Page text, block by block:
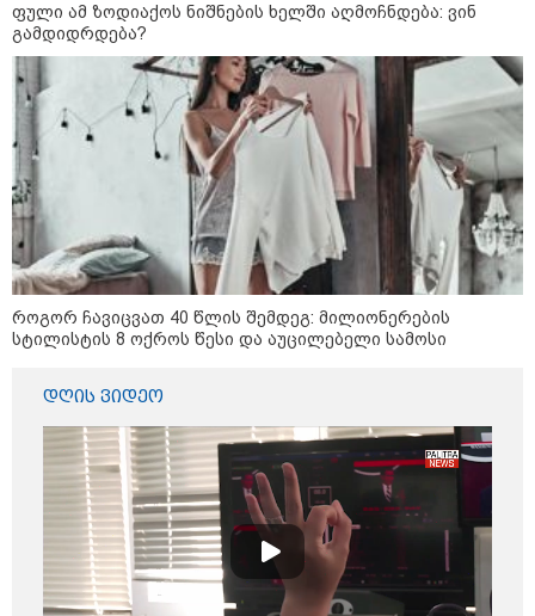
მხდიდი - შენი ავადმყოფობითაც
კი აგრძელებ ამის გაკეთებას" -
თეონა კონტრიძე მეუღლეს
ემოციურ "პოსტს" უძღვნის
პოლიტიკა
ფული ამ ზოდიაქოს ნიშნების ხელში აღმოჩნდება: ვინ
გამდიდრდება?
როგორ ჩავიცვათ 40 წლის შემდეგ: მილიონერების
სტილისტის 8 ოქროს წესი და აუცილებელი სამოსი
დღის ვიდეო